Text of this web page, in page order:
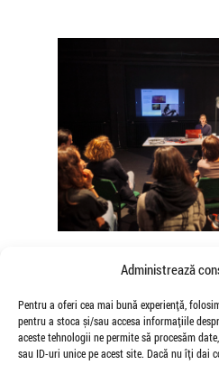
Administrează
Pentru a oferi cea mai bună experiență,
pentru a stoca și/sau accesa informațiile
aceste tehnologii ne permite să procesăm
sau ID-uri unice pe acest site. Dacă nu îți dai
Somatice susținute de
Mădălina Dan și
Niculae
de Veioza Arte